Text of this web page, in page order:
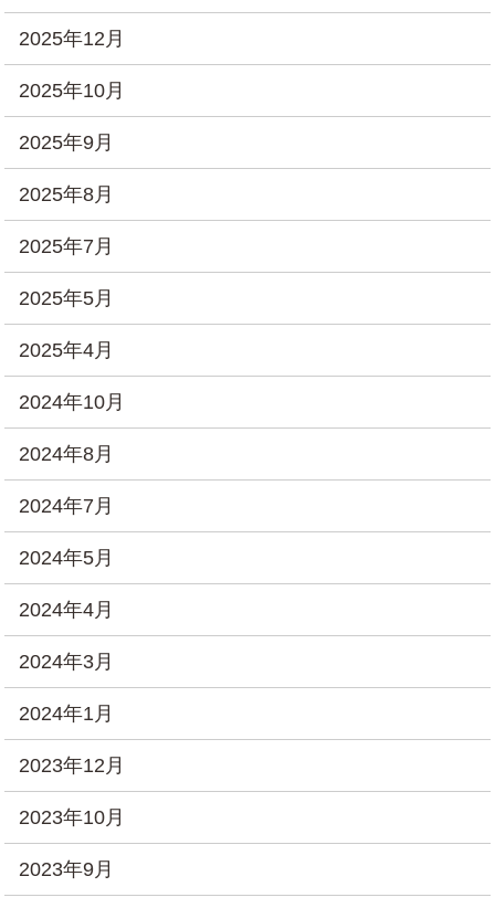
2025年12月
2025年10月
2025年9月
2025年8月
2025年7月
2025年5月
2025年4月
2024年10月
2024年8月
2024年7月
2024年5月
2024年4月
2024年3月
2024年1月
2023年12月
2023年10月
2023年9月